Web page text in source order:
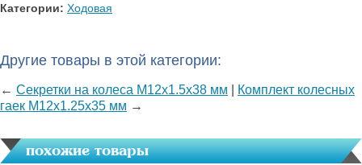
Категории: Ходовая
Другие товары в этой категории:
← Секретки на колеса M12x1.5х38 мм
Комплект колесных
гаек M12x1.25x35 мм →
похожие товары